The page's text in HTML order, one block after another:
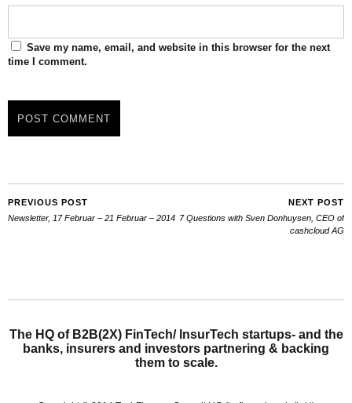
Save my name, email, and website in this browser for the next
time I comment.
PREVIOUS POST
Newsletter, 17 Februar – 21 Februar – 2014
NEXT POST
7 Questions with Sven Donhuysen, CEO of
cashcloud AG
The HQ of B2B(2X) FinTech/ InsurTech startups- and the
banks, insurers and investors partnering & backing
them to scale.